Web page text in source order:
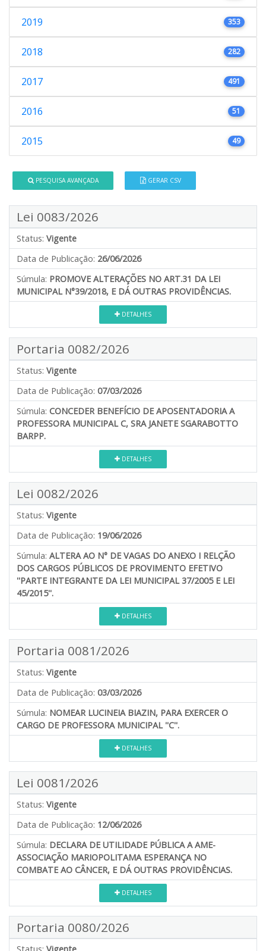
2019 353
2018 282
2017 491
2016 51
2015 49
PESQUISA AVANÇADA GERAR CSV
Lei 0083/2026
Status: Vigente
Data de Publicação: 26/06/2026
Súmula: PROMOVE ALTERAÇÕES NO ART.31 DA LEI
MUNICIPAL N°39/2018, E DÁ OUTRAS PROVIDÊNCIAS.
DETALHES
Portaria 0082/2026
Status: Vigente
Data de Publicação: 07/03/2026
Súmula: CONCEDER BENEFÍCIO DE APOSENTADORIA A
PROFESSORA MUNICIPAL C, SRA JANETE SGARABOTTO
BARPP.
DETALHES
Lei 0082/2026
Status: Vigente
Data de Publicação: 19/06/2026
Súmula: ALTERA AO N° DE VAGAS DO ANEXO I RELÇÃO
DOS CARGOS PÚBLICOS DE PROVIMENTO EFETIVO
''PARTE INTEGRANTE DA LEI MUNICIPAL 37/2005 E LEI
45/2015''.
DETALHES
Portaria 0081/2026
Status: Vigente
Data de Publicação: 03/03/2026
Súmula: NOMEAR LUCINEIA BIAZIN, PARA EXERCER O
CARGO DE PROFESSORA MUNICIPAL ''C''.
DETALHES
Lei 0081/2026
Status: Vigente
Data de Publicação: 12/06/2026
Súmula: DECLARA DE UTILIDADE PÚBLICA A AME-
ASSOCIAÇÃO MARIOPOLITAMA ESPERANÇA NO
COMBATE AO CÂNCER, E DÁ OUTRAS PROVIDÊNCIAS.
DETALHES
Portaria 0080/2026